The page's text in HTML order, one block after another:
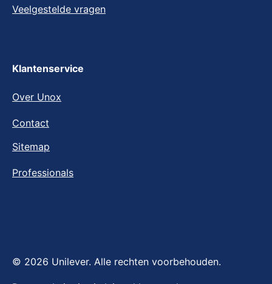
Veelgestelde vragen
Klantenservice
Over Unox
Contact
Sitemap
Professionals
© 2026 Unilever. Alle rechten voorbehouden.